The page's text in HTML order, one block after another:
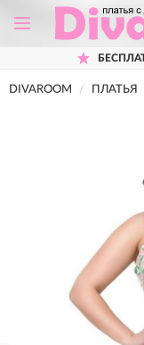
DIVAROOM ПЛАТЬЯ